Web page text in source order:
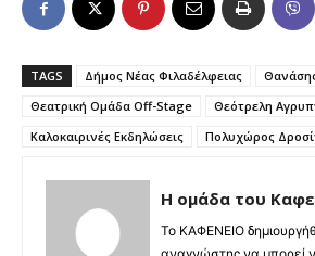
TAGS Δήμος Νέας Φιλαδέλφειας
Θεατρική Ομάδα Off-Stage
Θεότρελη
Καλοκαιρινές Εκδηλώσεις
Πολυχώρος
Η ομάδα του
Το ΚΑΦΕΝΕΙΟ